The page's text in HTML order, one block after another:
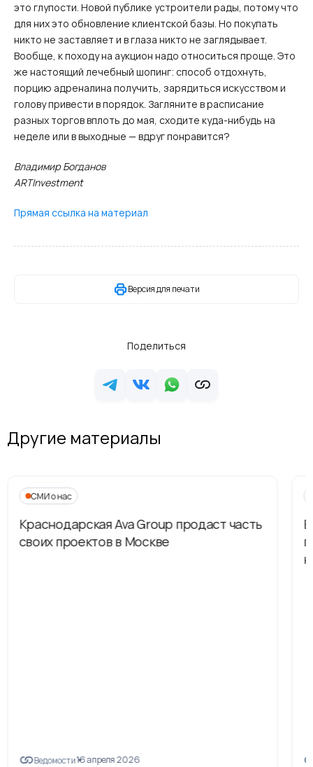
это глупости. Новой публике устроители рады, потому что
для них это обновление клиентской базы. Но покупать
никто не заставляет и в глаза никто не заглядывает.
Вообще, к походу на аукцион надо относиться проще. Это
же настоящий лечебный шопинг: способ отдохнуть,
порцию адреналина получить, зарядиться искусством и
голову привести в порядок. Загляните в расписание
разных торгов вплоть до мая, сходите куда-нибудь на
неделе или в выходные — вдруг понравится?
Владимир Богданов
ARTInvestment
Прямая ссылка на материал
Версия для печати
Поделиться
Другие материалы
СМИ о нас
Краснодарская Ava Group продаст часть
своих проектов в Москве
Ведомости16 апреля 2026